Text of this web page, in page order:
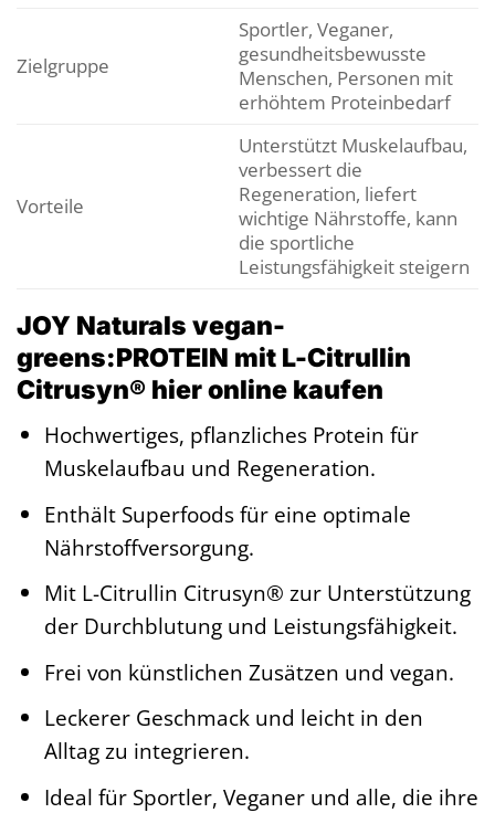
Zielgruppe
Sportler, Veganer,
gesundheitsbewusste
Menschen, Personen mit
erhöhtem Proteinbedarf
Vorteile
Unterstützt Muskelaufbau,
verbessert die
Regeneration, liefert
wichtige Nährstoffe, kann
die sportliche
Leistungsfähigkeit steigern
JOY Naturals vegan-
greens:PROTEIN mit L-Citrullin
Citrusyn® hier online kaufen
Hochwertiges, pflanzliches Protein für
Muskelaufbau und Regeneration.
Enthält Superfoods für eine optimale
Nährstoffversorgung.
Mit L-Citrullin Citrusyn® zur Unterstützung
der Durchblutung und Leistungsfähigkeit.
Frei von künstlichen Zusätzen und vegan.
Leckerer Geschmack und leicht in den
Alltag zu integrieren.
Ideal für Sportler, Veganer und alle, die ihre